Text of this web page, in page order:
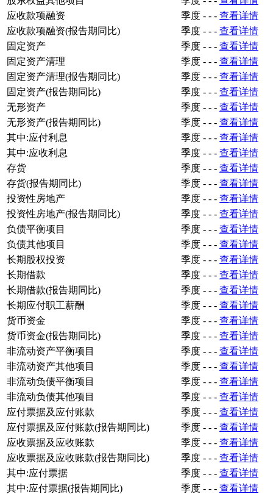
应收款项融资
季度 - - - 查看详情
应收款项融资(报告期同比)
季度 - - - 查看详情
固定资产
季度 - - - 查看详情
固定资产清理
季度 - - - 查看详情
固定资产清理(报告期同比)
季度 - - - 查看详情
固定资产(报告期同比)
季度 - - - 查看详情
无形资产
季度 - - - 查看详情
无形资产(报告期同比)
季度 - - - 查看详情
其中:应付利息
季度 - - - 查看详情
其中:应收利息
季度 - - - 查看详情
存货
季度 - - - 查看详情
存货(报告期同比)
季度 - - - 查看详情
投资性房地产
季度 - - - 查看详情
投资性房地产(报告期同比)
季度 - - - 查看详情
负债平衡项目
季度 - - - 查看详情
负债其他项目
季度 - - - 查看详情
长期股权投资
季度 - - - 查看详情
长期借款
季度 - - - 查看详情
长期借款(报告期同比)
季度 - - - 查看详情
长期应付职工薪酬
季度 - - - 查看详情
货币资金
季度 - - - 查看详情
货币资金(报告期同比)
季度 - - - 查看详情
非流动资产平衡项目
季度 - - - 查看详情
非流动资产其他项目
季度 - - - 查看详情
非流动负债平衡项目
季度 - - - 查看详情
非流动负债其他项目
季度 - - - 查看详情
应付票据及应付账款
季度 - - - 查看详情
应付票据及应付账款(报告期同比)
季度 - - - 查看详情
应收票据及应收账款
季度 - - - 查看详情
应收票据及应收账款(报告期同比)
季度 - - - 查看详情
其中:应付票据
季度 - - - 查看详情
其中:应付票据(报告期同比)
季度 - - - 查看详情